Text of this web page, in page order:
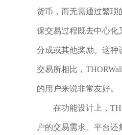
货币，而无需通过繁琐
保交易过程既去中心化
分成或其他奖励。这种
交易所相比，
的用户来说非常友好。
在功能设计上，
户的交易需求。平台